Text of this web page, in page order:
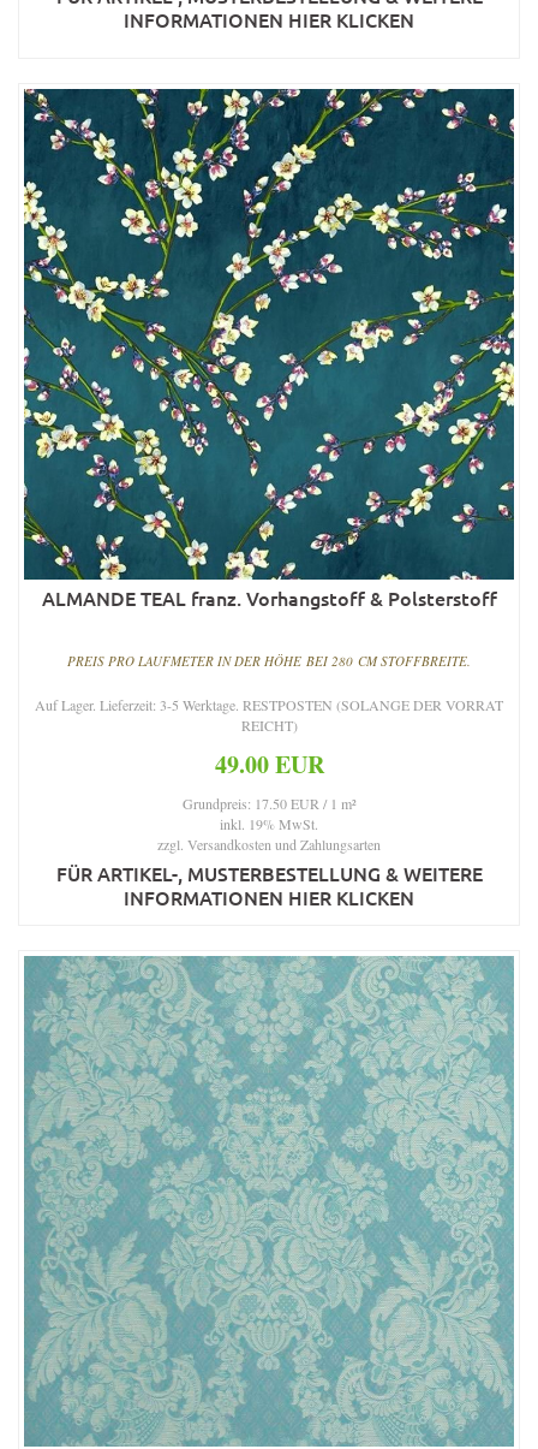
INFORMATIONEN HIER KLICKEN
ALMANDE TEAL franz. Vorhangstoff & Polsterstoff
PREIS PRO LAUFMETER IN DER HÖHE BEI 280 CM STOFFBREITE.
Auf Lager. Lieferzeit: 3-5 Werktage. RESTPOSTEN (SOLANGE DER VORRAT
REICHT)
49.00 EUR
Grundpreis: 17.50 EUR / 1 m²
inkl. 19% MwSt.
zzgl. Versandkosten und Zahlungsarten
FÜR ARTIKEL-, MUSTERBESTELLUNG & WEITERE
INFORMATIONEN HIER KLICKEN